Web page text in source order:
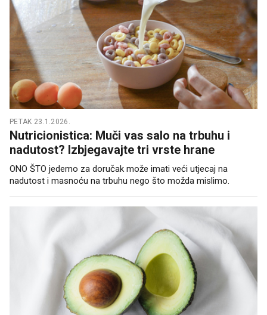
PETAK 23.1.2026.
Nutricionistica: Muči vas salo na trbuhu i
nadutost? Izbjegavajte tri vrste hrane
ONO ŠTO jedemo za doručak može imati veći utjecaj na
nadutost i masnoću na trbuhu nego što možda mislimo.